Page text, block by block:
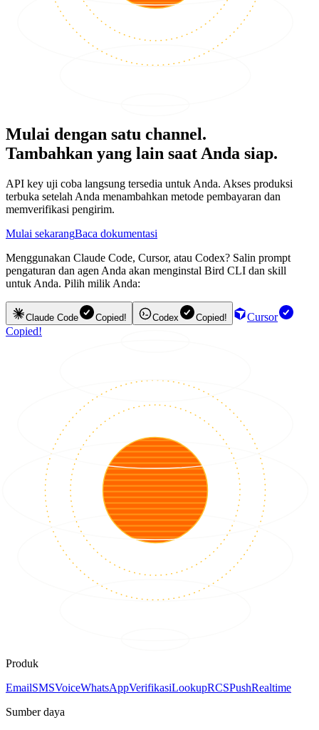
Mulai dengan satu channel.
Tambahkan yang lain saat Anda siap.
API key uji coba langsung tersedia untuk Anda. Akses produksi
terbuka setelah Anda menambahkan metode pembayaran dan
memverifikasi pengirim.
Mulai sekarangBaca dokumentasi
Menggunakan Claude Code, Cursor, atau Codex? Salin prompt
pengaturan dan agen Anda akan menginstal Bird CLI dan skill
untuk Anda. Pilih milik Anda:
Claude Code Copied! Codex Copied!
Cursor
Copied!
Produk
EmailSMSVoiceWhatsAppVerifikasiLookupRCSPushRealtime
Sumber daya